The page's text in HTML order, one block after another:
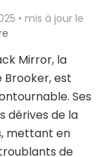
• mis à jour le
des
meilleurs
épisodes
de
Black
Mirror
:
Mirror, la
est
Ses
dérives de la
mettant en
de